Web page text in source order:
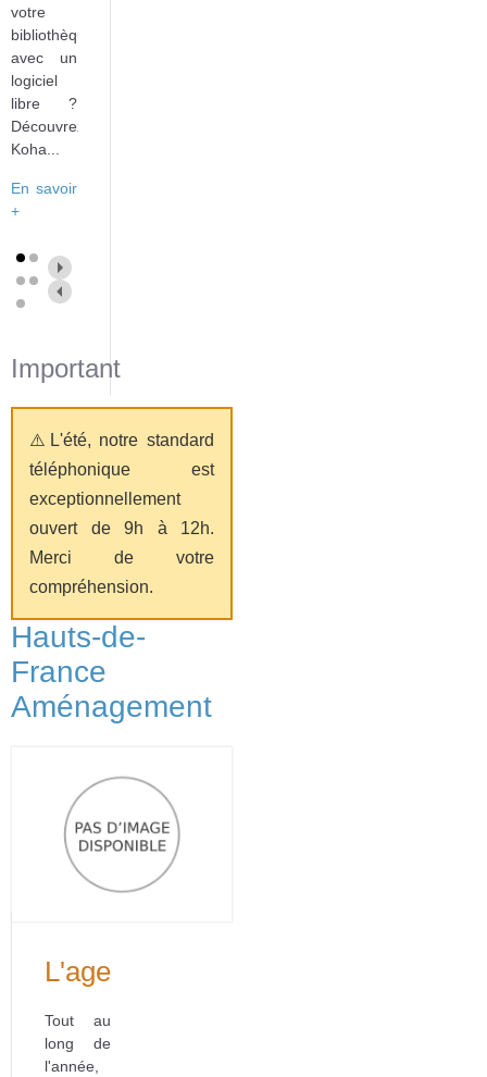
votre
bibliothèque
avec un
logiciel
libre ?
Découvrez
Koha...
En savoir
+
Important
⚠️L'été, notre standard
téléphonique est
exceptionnellement
ouvert de 9h à 12h.
Merci de votre
compréhension.
Hauts-de-
France
Aménagement
L'agenda
Tout au
long de
l'année,